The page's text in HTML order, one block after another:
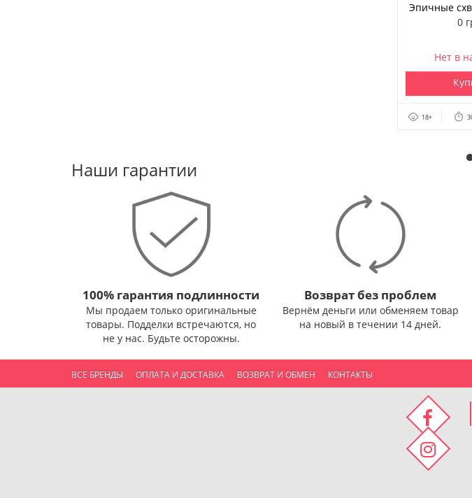
Эпичные
магов:
0
Нет в
18+
Наши гарантии
100% гарантия подлинности
Мы продаем только оригинальные
товары. Подделки встречаются, но
не у нас. Будьте осторожны.
Возврат без проблем
Вернём деньги или обменяем товар
на новый в течении 14 дней.
ВСЕ БРЕНДЫ ОПЛАТА И ДОСТАВКА ВОЗВРАТ И ОБМЕН КОНТАКТЫ